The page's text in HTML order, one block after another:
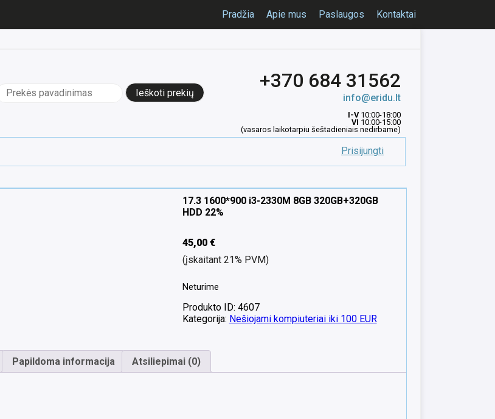
Pradžia Apie mus Paslaugos Kontaktai
Ieškoti: +370 684 31562
info@eridu.lt
I-V10:00-18:00
VI 10:00-15:00
(vasaros laikotarpiu šeštadieniais nedirbame)
Prisijungti
17.3 1600*900 i3-2330M 8GB 320GB+320GB
HDD 22%
45,00 €
(įskaitant 21% PVM)
Neturime
Produkto ID: 4607
Kategorija: Nešiojami kompiuteriai iki 100 EUR
Papildoma informacija Atsiliepimai (0)